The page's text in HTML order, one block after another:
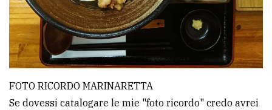
FOTO RICORDO MARINARETTA
Se dovessi catalogare le mie "foto ricordo" credo avrei